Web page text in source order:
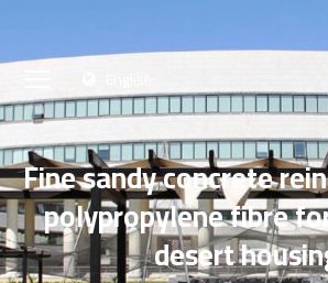
Fine sandy concrete
polypropylene fibre
desert